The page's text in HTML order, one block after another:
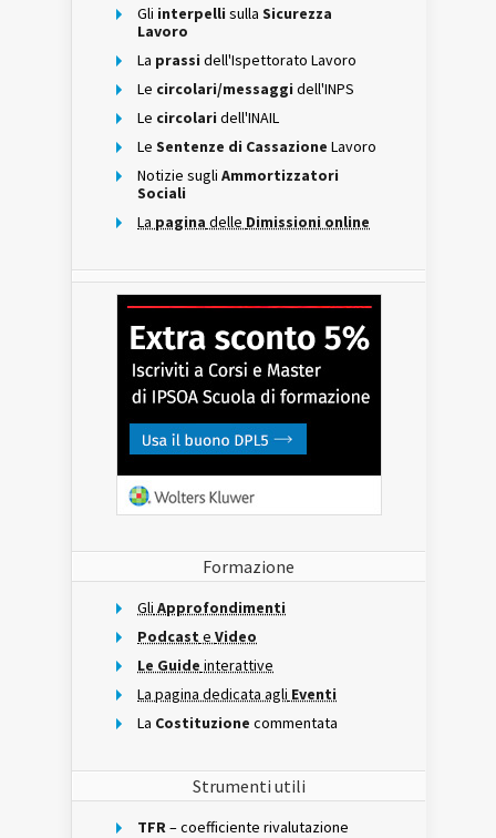
Gli interpelli sulla Sicurezza
Lavoro
La prassi dell'Ispettorato Lavoro
Le circolari/messaggi dell'INPS
Le circolari dell'INAIL
Le Sentenze di Cassazione Lavoro
Notizie sugli Ammortizzatori
Sociali
La pagina delle Dimissioni online
Formazione
Gli Approfondimenti
Podcast e Video
Le Guide interattive
La pagina dedicata agli Eventi
La Costituzione commentata
Strumenti utili
TFR– coefficiente rivalutazione